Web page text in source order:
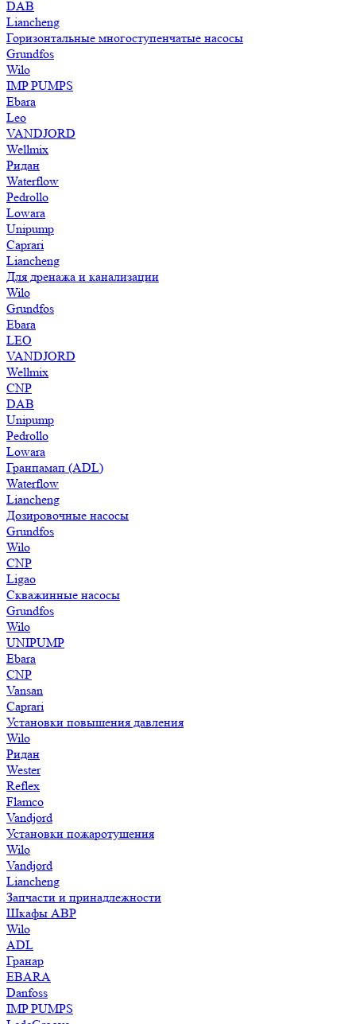
DAB
Liancheng
Горизонтальные многоступенчатые насосы
Grundfos
Wilo
IMP PUMPS
Ebara
Leo
VANDJORD
Wellmix
Ридан
Waterflow
Pedrollo
Lowara
Unipump
Caprari
Liancheng
Для дренажа и канализации
Wilo
Grundfos
Ebara
LEO
VANDJORD
Wellmix
CNP
DAB
Unipump
Pedrollo
Lowara
Гранпамап (ADL)
Waterflow
Liancheng
Дозировочные насосы
Grundfos
Wilo
CNP
Ligao
Скважинные насосы
Grundfos
Wilo
UNIPUMP
Ebara
CNP
Vansan
Caprari
Установки повышения давления
Wilo
Ридан
Wester
Reflex
Flamco
Vandjord
Установки пожаротушения
Wilo
Vandjord
Liancheng
Запчасти и принадлежности
Шкафы АВР
Wilo
ADL
Гранар
EBARA
Danfoss
IMP PUMPS